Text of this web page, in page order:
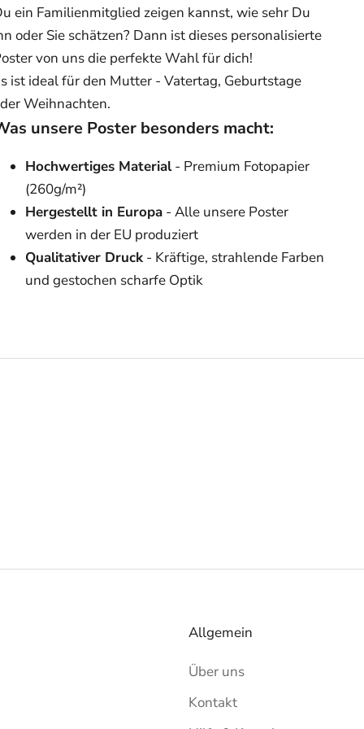
ein Familienmitglied zeigen kannst, wie sehr Du
oder Sie schätzen? Dann ist dieses personalisierte
von uns die perfekte Wahl für dich!
ist ideal für den Mutter - Vatertag, Geburtstage
Weihnachten.
unsere Poster besonders macht:
Hochwertiges Material- Premium Fotopapier
(260g/m²)
Hergestellt in Europa - Alle unsere Poster
werden in der EU produziert
Qualitativer Druck - Kräftige, strahlende Farben
und gestochen scharfe Optik
Allgemein
Über uns
Kontakt